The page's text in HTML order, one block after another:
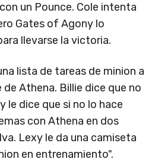
un Pounce. Cole intenta
Gates of Agony lo
llevarse la victoria.
lista de tareas de minion a
Athena. Billie dice que no
le dice que si no lo hace
con Athena en dos
Lexy le da una camiseta
en entrenamiento".